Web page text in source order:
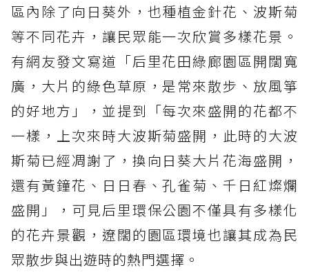
區內除了向日葵外，也種植金針花、波斯菊
等不同花卉，讓民眾能一次欣賞多樣花景。
有網友發文寫道「后里花田綠廊園區開闊寬
廣，大片的綠色草原，是常來散步、放風箏
的好地方」，並提到「每次來盛開的花都不
一樣，上次來時大波斯菊盛開，此時的大波
斯菊已經凋謝了，換向日葵大片花海盛開，
還有黃鐘花、日日春、孔雀菊、千日紅燦爛
盛開」，可見后里環保公園不僅具有多樣化
的花卉景觀，遼闊的園區環境也讓其成為民
眾散步與出遊時的熱門選擇。